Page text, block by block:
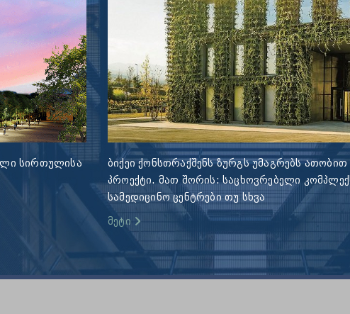
სირთულისა
ბიქეი ქონსთრაქშენს ზურგს უმაგრებს
პროექტი. მათ შორის: საცხოვრებელი
სამედიცინო ცენტრები თუ სხვა
მეტი